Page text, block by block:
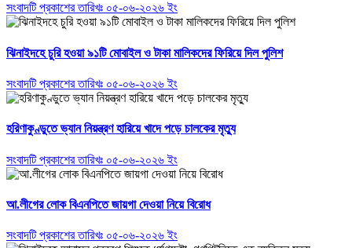
সংবাদটি প্রকাশের তারিখঃ ০৫-০৬-২০২৬ ইং
ঝিনাইদহে চুরি হওয়া ৯১টি মোবাইল ও টাকা মালিকদের ফিরিয়ে দিল পুলিশ
সংবাদটি প্রকাশের তারিখঃ ০৫-০৬-২০২৬ ইং
হরিণাকুণ্ডুতে ভ্যান নিয়ন্ত্রণ হারিয়ে খাদে পড়ে চালকের মৃত্যু
সংবাদটি প্রকাশের তারিখঃ ০৫-০৬-২০২৬ ইং
আ.লীগের লোক বিএনপিতে জায়গা দেওয়া নিয়ে বিরোধ
সংবাদটি প্রকাশের তারিখঃ ০৫-০৬-২০২৬ ইং